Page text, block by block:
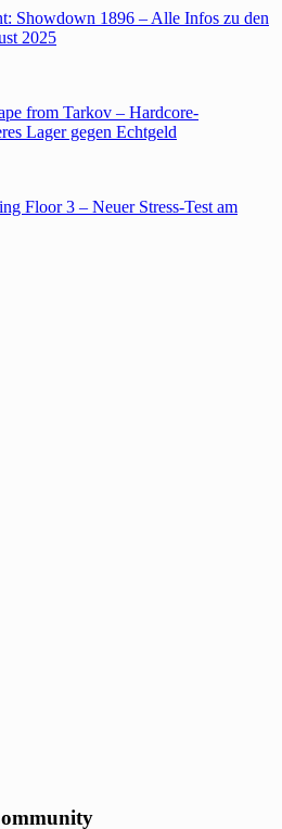
Showdown 1896 – Alle Infos zu den
2025
from Tarkov – Hardcore-
Lager gegen Echtgeld
Floor 3 – Neuer Stress-Test am